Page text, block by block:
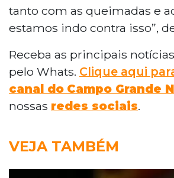
tanto com as queimadas e
estamos indo contra isso”,
Receba as principais
pelo Whats. Clique aqui
canal do Campo Grande
nossas redes sociais.
VEJA TAMBÉM